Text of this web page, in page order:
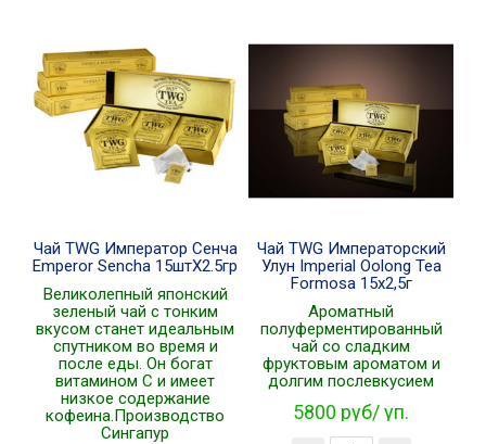
Чай TWG Император Сенча
Emperor Sencha 15штХ2.5гр
Великолепный японский
зеленый чай с тонким
вкусом станет идеальным
спутником во время и
после еды. Он богат
витамином С и имеет
низкое содержание
кофеина.Производство
Сингапур
Чай TWG Императорский
Улун Imperial Oolong Tea
Formosa 15х2,5г
Ароматный
полуферментированный
чай со сладким
фруктовым ароматом и
долгим послевкусием
5800 руб/ уп.